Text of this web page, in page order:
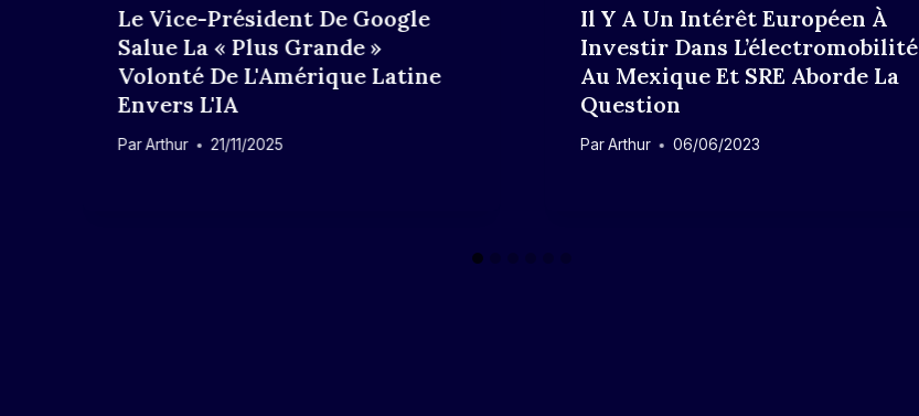
Le Vice-Président De Google
Salue La « Plus Grande »
Volonté De L'Amérique Latine
Envers L'IA
ParArthur 21/11/2025
Il Y A Un Intérêt Européen À
Investir Dans L’électromobilité
Au Mexique Et SRE Aborde La
Question
Par Arthur 06/06/2023